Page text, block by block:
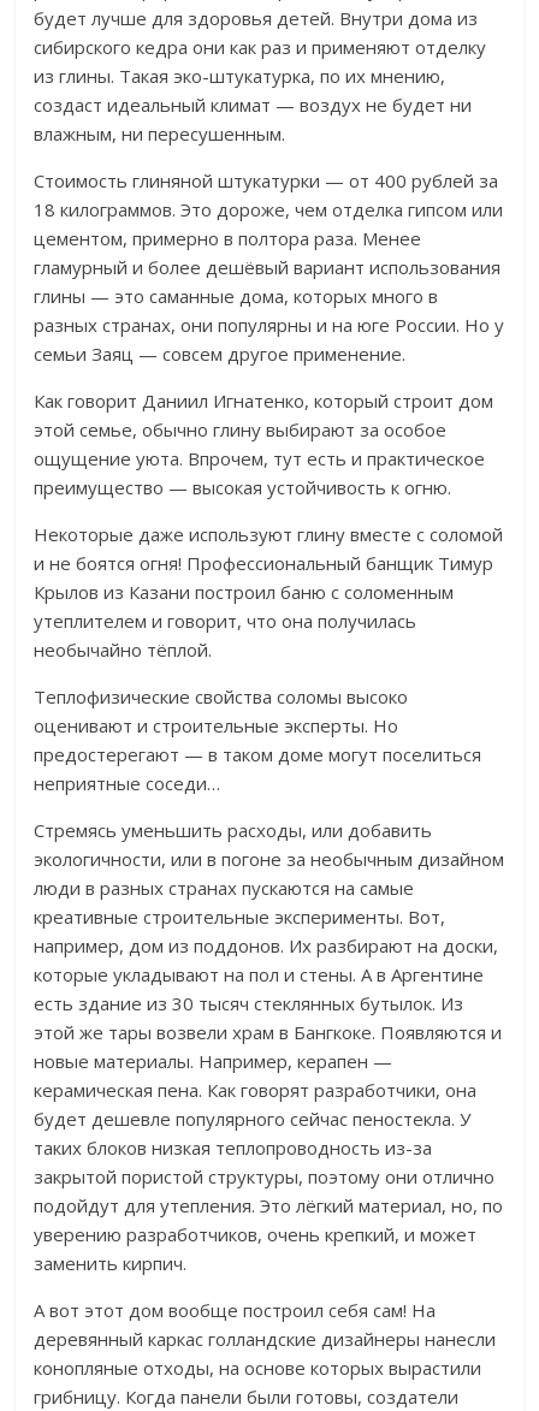
будет лучше для здоровья детей. Внутри дома из
сибирского кедра они как раз и применяют отделку
из глины. Такая эко-штукатурка, по их мнению,
создаст идеальный климат — воздух не будет ни
влажным, ни пересушенным.
Стоимость глиняной штукатурки — от 400 рублей за
18 килограммов. Это дороже, чем отделка гипсом или
цементом, примерно в полтора раза. Менее
гламурный и более дешёвый вариант использования
глины — это саманные дома, которых много в
разных странах, они популярны и на юге России. Но у
семьи Заяц — совсем другое применение.
Как говорит Даниил Игнатенко, который строит дом
этой семье, обычно глину выбирают за особое
ощущение уюта. Впрочем, тут есть и практическое
преимущество — высокая устойчивость к огню.
Некоторые даже используют глину вместе с соломой
и не боятся огня! Профессиональный банщик Тимур
Крылов из Казани построил баню с соломенным
утеплителем и говорит, что она получилась
необычайно тёплой.
Теплофизические свойства соломы высоко
оценивают и строительные эксперты. Но
предостерегают — в таком доме могут поселиться
неприятные соседи…
Стремясь уменьшить расходы, или добавить
экологичности, или в погоне за необычным дизайном
люди в разных странах пускаются на самые
креативные строительные эксперименты. Вот,
например, дом из поддонов. Их разбирают на доски,
которые укладывают на пол и стены. А в Аргентине
есть здание из 30 тысяч стеклянных бутылок. Из
этой же тары возвели храм в Бангкоке. Появляются и
новые материалы. Например, керапен —
керамическая пена. Как говорят разработчики, она
будет дешевле популярного сейчас пеностекла. У
таких блоков низкая теплопроводность из-за
закрытой пористой структуры, поэтому они отлично
подойдут для утепления. Это лёгкий материал, но, по
уверению разработчиков, очень крепкий, и может
заменить кирпич.
А вот этот дом вообще построил себя сам! На
деревянный каркас голландские дизайнеры нанесли
конопляные отходы, на основе которых вырастили
грибницу. Когда панели были готовы, создатели